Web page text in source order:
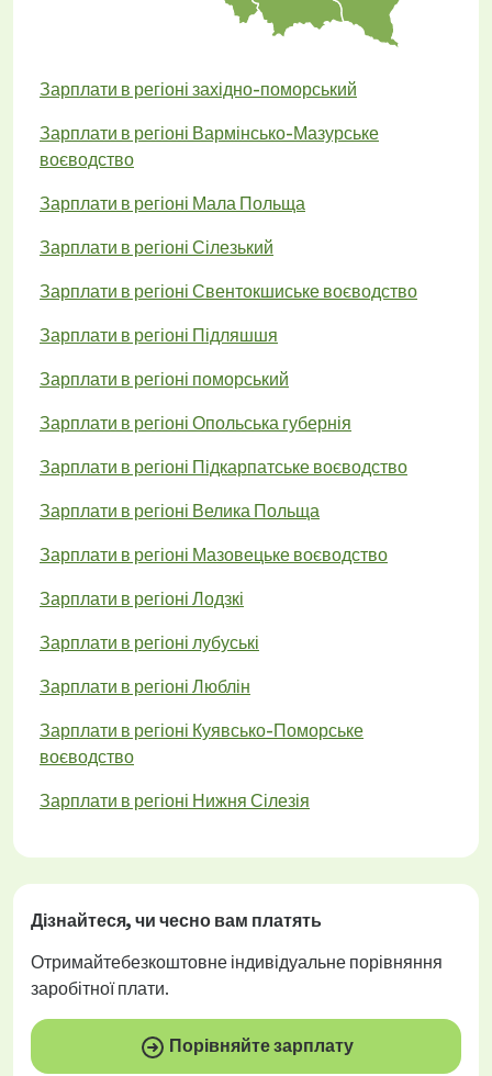
Зарплати в регіоні західно-поморський
Зарплати в регіоні Вармінсько-Мазурське
воєводство
Зарплати в регіоні Мала Польща
Зарплати в регіоні Сілезький
Зарплати в регіоні Свентокшиське воєводство
Зарплати в регіоні Підляшшя
Зарплати в регіоні поморський
Зарплати в регіоні Опольська губернія
Зарплати в регіоні Підкарпатське воєводство
Зарплати в регіоні Велика Польща
Зарплати в регіоні Мазовецьке воєводство
Зарплати в регіоні Лодзкі
Зарплати в регіоні лубуські
Зарплати в регіоні Люблін
Зарплати в регіоні Куявсько-Поморське
воєводство
Зарплати в регіоні Нижня Сілезія
Дізнайтеся, чи чесно вам платять
Отримайтебезкоштовне індивідуальне порівняння
заробітної плати.
Порівняйте зарплату